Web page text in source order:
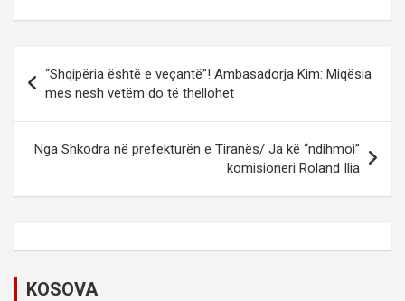
s
a
“Shqipëria është e veçantë”! Ambasadorja Kim: Miqësia
mes nesh vetëm do të thellohet
Nga Shkodra në prefekturën e Tiranës/ Ja kë “ndihmoi”
komisioneri Roland Ilia
KOSOVA